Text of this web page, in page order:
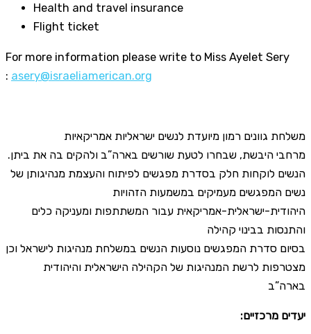
Health and travel insurance
Flight ticket
For more information please write to Miss Ayelet Sery
: asery@israeliamerican.org
משלחת גוונים רמון מיועדת לנשים ישראליות אמריקאיות
מרחבי היבשת, שבחרו לטעת שורשים בארה”ב ולהקים בה את ביתן.
הנשים לוקחות חלק בסדרת מפגשים לפיתוח והעצמת מנהיגותן של
נשים המפגשים מעמיקים במשמעות הזהויות
היהודית-ישראלית-אמריקאית עבור המשתתפות ומעניקה כלים
והתנסות בבינוי קהילה
בסיום סדרת המפגשים נוסעות הנשים במשלחת מנהיגות לישראל וכן
מצטרפות לרשת המנהיגות של הקהילה הישראלית והיהודית
בארה”ב
:יעדים מרכזיים